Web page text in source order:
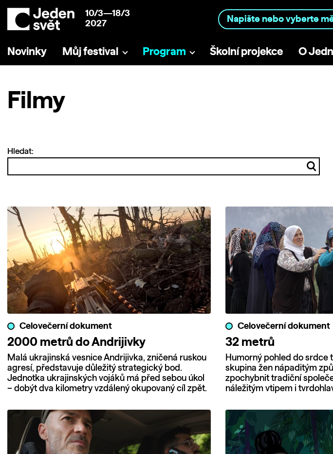
10/3—18/3
2027
Novinky Můj festival Program Školní projekce O
Filmy
Hledat:
Celovečerní dokument
2000 metrů do Andrijivky
Malá ukrajinská vesnice Andrijivka, zničená ruskou
agresí, představuje důležitý strategický bod.
Jednotka ukrajinských vojáků má před sebou úkol
– dobýt dva kilometry vzdálený okupovaný cíl zpět.
Celovečerní dokument
32 metrů
Humorný pohled do srdce
skupina žen nápaditým
zpochybnit tradiční
náležitým vtipem i